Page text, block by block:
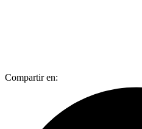
Compartir en: